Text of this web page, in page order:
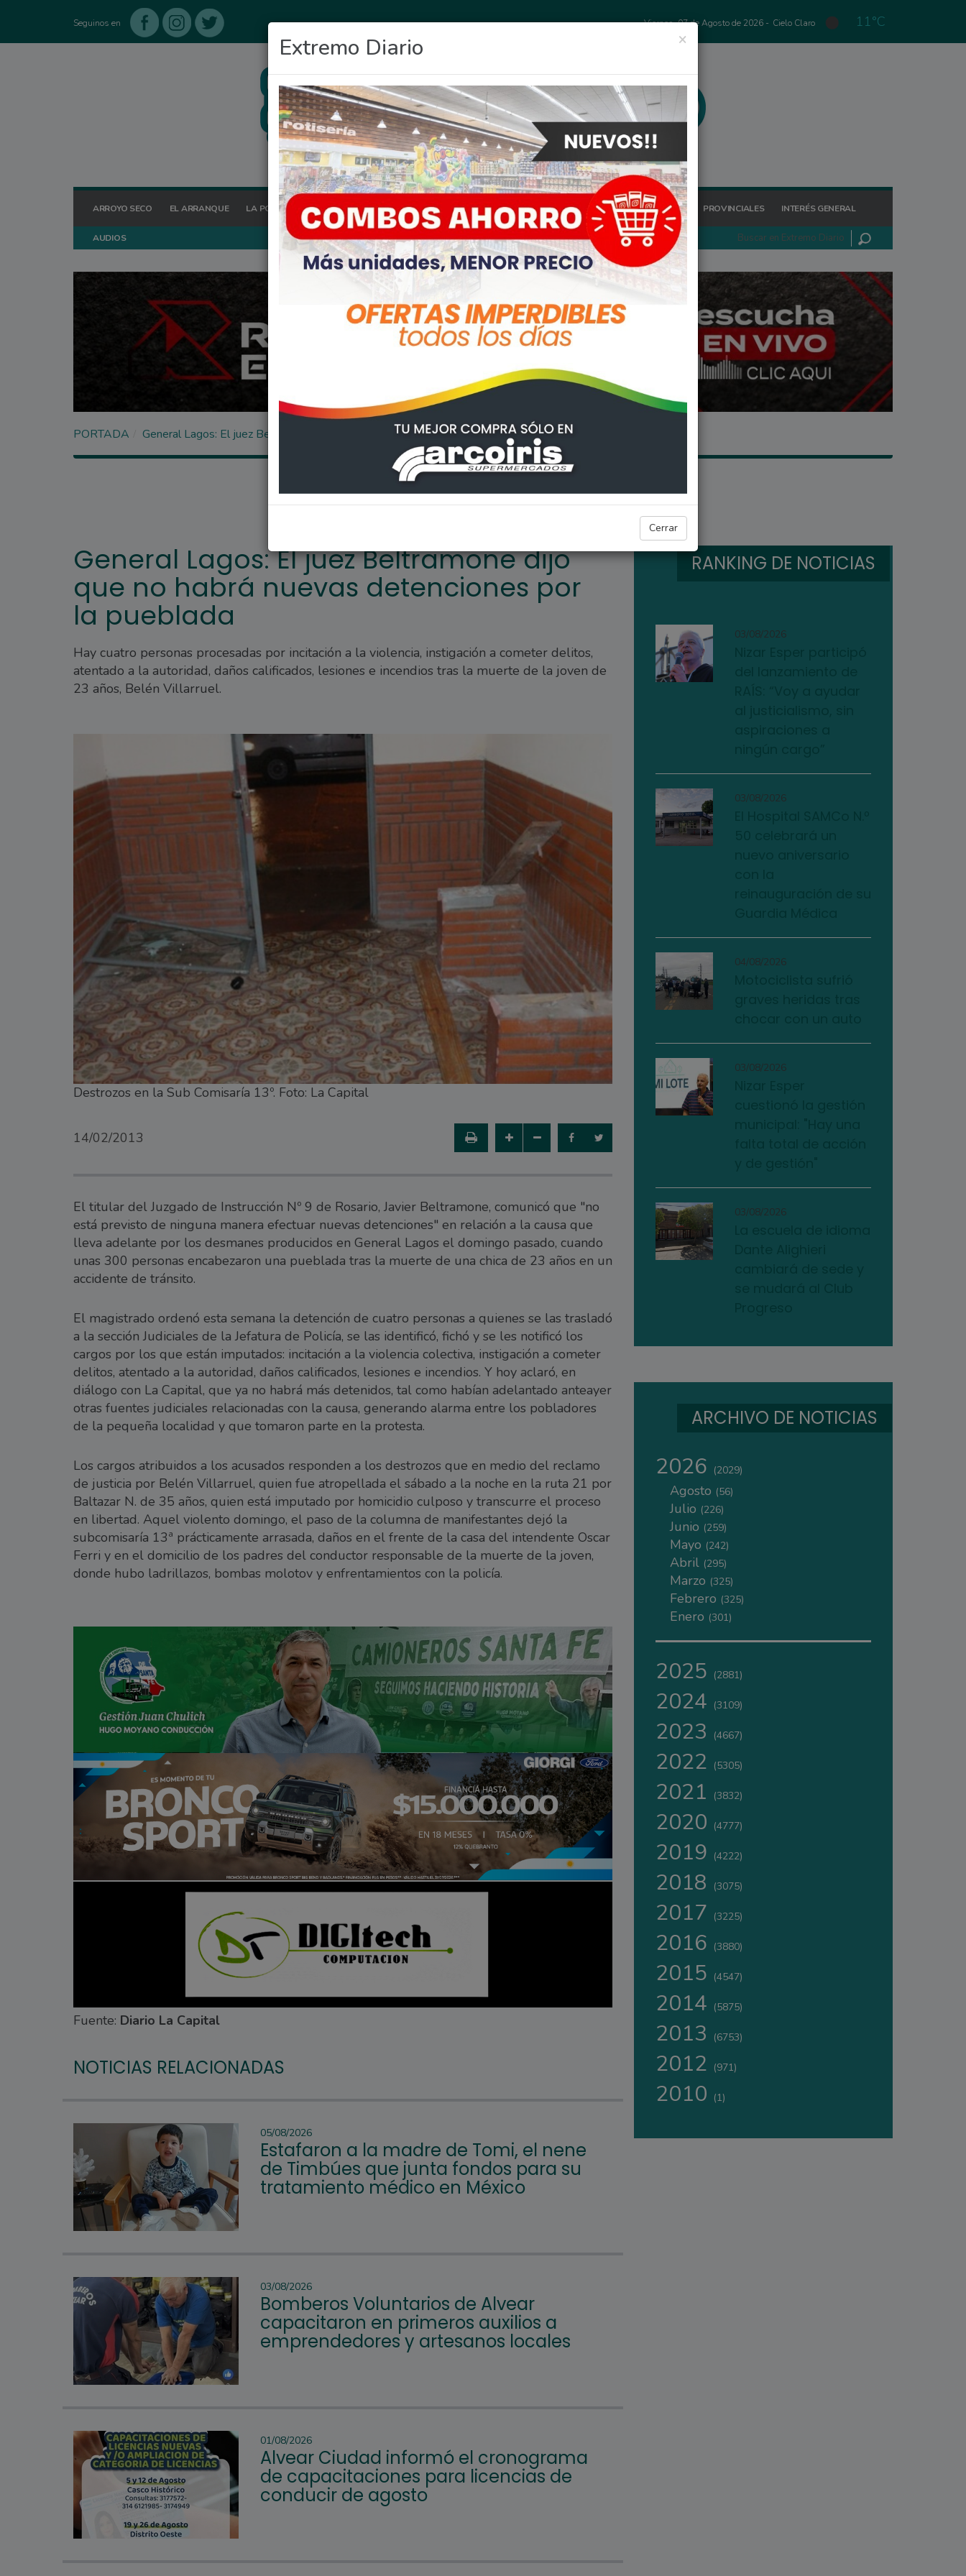
Seguinos en Viernes, 07 de Agosto de 2026 - Cielo Claro 11°C
ARROYO SECO EL ARRANQUE LA POSTA HOY OCIO DEPORTES FIGHIERA GENERAL LAGOS POLICIALES REGIONALES PROVINCIALES INTERÉS GENERAL
AUDIOS
×
Extremo Diario
Cerrar
PORTADA General Lagos: El juez Beltramone dijo que no habrá nuevas detenciones por la pueblada
REGIONALES
General Lagos: El juez Beltramone dijo
que no habrá nuevas detenciones por
la pueblada
Hay cuatro personas procesadas por incitación a la violencia, instigación a cometer delitos,
atentado a la autoridad, daños calificados, lesiones e incendios tras la muerte de la joven de
23 años, Belén Villarruel.
Destrozos en la Sub Comisaría 13º. Foto: La Capital
14/02/2013
El titular del Juzgado de Instrucción Nº 9 de Rosario, Javier Beltramone, comunicó que "no
está previsto de ninguna manera efectuar nuevas detenciones" en relación a la causa que
lleva adelante por los desmanes producidos en General Lagos el domingo pasado, cuando
unas 300 personas encabezaron una pueblada tras la muerte de una chica de 23 años en un
accidente de tránsito.
El magistrado ordenó esta semana la detención de cuatro personas a quienes se las trasladó
a la sección Judiciales de la Jefatura de Policía, se las identificó, fichó y se les notificó los
cargos por los que están imputados: incitación a la violencia colectiva, instigación a cometer
delitos, atentado a la autoridad, daños calificados, lesiones e incendios. Y hoy aclaró, en
diálogo con La Capital, que ya no habrá más detenidos, tal como habían adelantado anteayer
otras fuentes judiciales relacionadas con la causa, generando alarma entre los pobladores
de la pequeña localidad y que tomaron parte en la protesta.
Los cargos atribuidos a los acusados responden a los destrozos que en medio del reclamo
de justicia por Belén Villarruel, quien fue atropellada el sábado a la noche en la ruta 21 por
Baltazar N. de 35 años, quien está imputado por homicidio culposo y transcurre el proceso
en libertad. Aquel violento domingo, el paso de la columna de manifestantes dejó la
subcomisaría 13ª prácticamente arrasada, daños en el frente de la casa del intendente Oscar
Ferri y en el domicilio de los padres del conductor responsable de la muerte de la joven,
donde hubo ladrillazos, bombas molotov y enfrentamientos con la policía.
Fuente: Diario La Capital
NOTICIAS RELACIONADAS
05/08/2026
Estafaron a la madre de Tomi, el nene
de Timbúes que junta fondos para su
tratamiento médico en México
03/08/2026
Bomberos Voluntarios de Alvear
capacitaron en primeros auxilios a
emprendedores y artesanos locales
01/08/2026
Alvear Ciudad informó el cronograma
de capacitaciones para licencias de
conducir de agosto
RANKING DE NOTICIAS
03/08/2026
03/08/2026
04/08/2026
03/08/2026
03/08/2026
ARCHIVO DE NOTICIAS
2026 (2029)
Agosto (56)
Julio (226)
Junio (259)
Mayo (242)
Abril (295)
Marzo (325)
Febrero (325)
Enero (301)
2025 (2881)
2024 (3109)
2023 (4667)
2022 (5305)
2021 (3832)
2020 (4777)
2019 (4222)
2018 (3075)
2017 (3225)
2016 (3880)
2015 (4547)
2014 (5875)
2013 (6753)
2012 (971)
2010 (1)